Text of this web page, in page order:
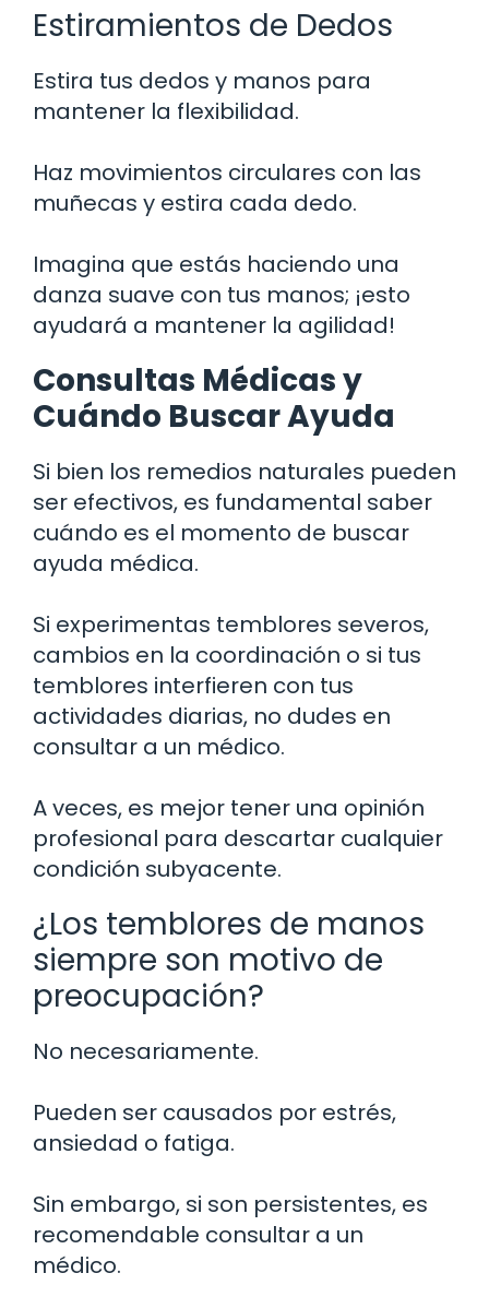
Estiramientos de Dedos
Estira tus dedos y manos para
mantener la flexibilidad.
Haz movimientos circulares con las
muñecas y estira cada dedo.
Imagina que estás haciendo una
danza suave con tus manos; ¡esto
ayudará a mantener la agilidad!
Consultas Médicas y
Cuándo Buscar Ayuda
Si bien los remedios naturales pueden
ser efectivos, es fundamental saber
cuándo es el momento de buscar
ayuda médica.
Si experimentas temblores severos,
cambios en la coordinación o si tus
temblores interfieren con tus
actividades diarias, no dudes en
consultar a un médico.
A veces, es mejor tener una opinión
profesional para descartar cualquier
condición subyacente.
¿Los temblores de manos
siempre son motivo de
preocupación?
No necesariamente.
Pueden ser causados por estrés,
ansiedad o fatiga.
Sin embargo, si son persistentes, es
recomendable consultar a un
médico.